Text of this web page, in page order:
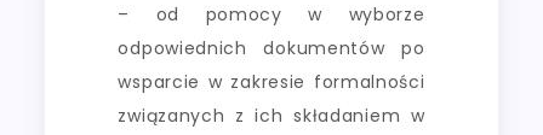
– od pomocy w wyborze
odpowiednich dokumentów po
wsparcie w zakresie formalności
związanych z ich składaniem w